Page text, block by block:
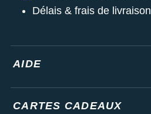
Les autres produitsHuawei
Délais & frais de livraison
AIDE
CARTES CADEAUX